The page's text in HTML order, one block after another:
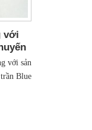
với
đèn
Blue
với sản
Blue